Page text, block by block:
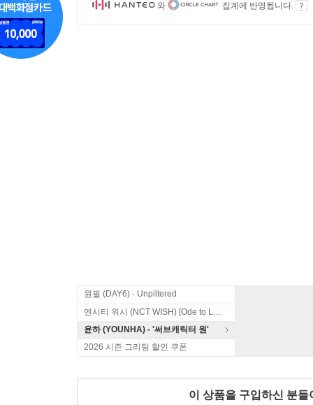
와
집계에 반영됩니다.
원필 (DAY6) - Unpiltered
엔시티 위시 (NCT WISH) [Ode to Love]
윤하 (YOUNHA) - '써브캐릭터 원'
2026 시즌 그리팅 할인 쿠폰
이 상품을 구입하신 분